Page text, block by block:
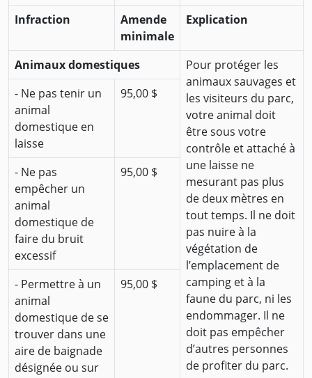
Infraction
Amende
minimale
Explication
Animaux domestiques
Pour protéger les
animaux sauvages et
les visiteurs du parc,
votre animal doit
être sous votre
contrôle et attaché à
une laisse ne
mesurant pas plus
de deux mètres en
tout temps. Il ne doit
pas nuire à la
végétation de
l’emplacement de
camping et à la
faune du parc, ni les
endommager. Il ne
doit pas empêcher
d’autres personnes
de profiter du parc.
- Ne pas tenir un
animal
domestique en
laisse
95,00 $
- Ne pas
empêcher un
animal
domestique de
faire du bruit
excessif
95,00 $
- Permettre à un
animal
domestique de se
trouver dans une
aire de baignade
désignée ou sur
95,00 $